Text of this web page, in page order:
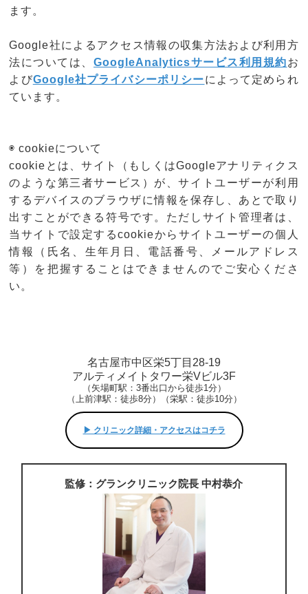
ます。
Google社によるアクセス情報の収集方法および利用方
法については、 GoogleAnalyticsサービス利用規約お
よびGoogle社プライバシーポリシーによって定められ
ています。
◉ cookieについて
cookieとは、サイト（もしくはGoogleアナリティクス
のような第三者サービス）が、サイトユーザーが利用
するデバイスのブラウザに情報を保存し、あとで取り
出すことができる符号です。ただしサイト管理者は、
当サイトで設定するcookieからサイトユーザーの個人
情報（氏名、生年月日、電話番号、メールアドレス
等）を把握することはできませんのでご安心くださ
い。
名古屋市中区栄5丁目28-19
アルティメイトタワー栄Vビル3F
（矢場町駅：3番出口から徒歩1分）
（上前津駅：徒歩8分）（栄駅：徒歩10分）
▶︎ クリニック詳細・アクセスはコチラ
監修：グランクリニック院長 中村恭介